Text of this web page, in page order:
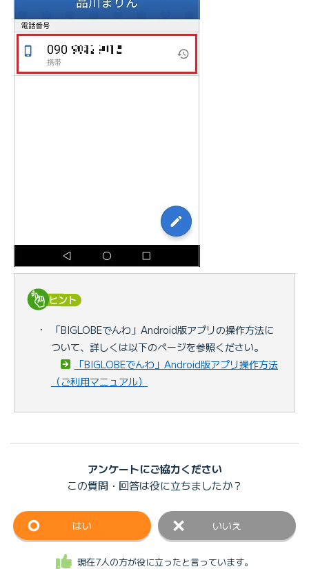
・
「BIGLOBEでんわ」Android版アプリの操作方法に
ついて、詳しくは以下のページを参照ください。
「BIGLOBEでんわ」Android版アプリ操作方法
（ご利用マニュアル）
アンケートにご協力ください
この質問・回答は役に立ちましたか？
はい いいえ
現在7人の方が役に立ったと言っています。